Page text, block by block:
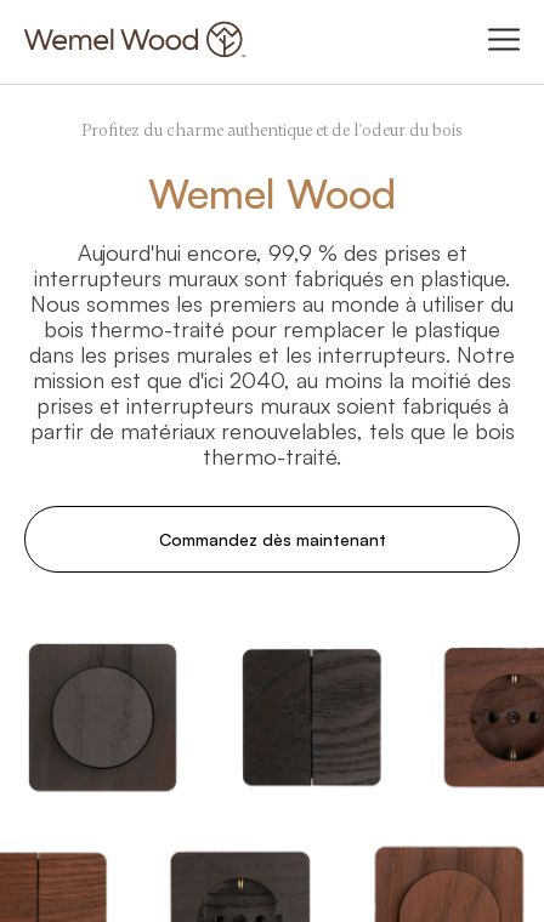
Profitez du charme authentique et de l'odeur du bois
Wemel Wood
Aujourd'hui encore, 99,9 % des prises et
interrupteurs muraux sont fabriqués en plastique.
Nous sommes les premiers au monde à utiliser du
bois thermo-traité pour remplacer le plastique
dans les prises murales et les interrupteurs. Notre
mission est que d'ici 2040, au moins la moitié des
prises et interrupteurs muraux soient fabriqués à
partir de matériaux renouvelables, tels que le bois
thermo-traité.
Commandez dès maintenant